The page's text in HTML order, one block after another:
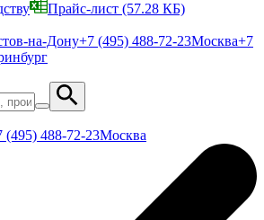
Прайс-лист (57.28 КБ)
на-Дону+7 (495) 488-72-23Москва+7
(495) 488-72-23Москва